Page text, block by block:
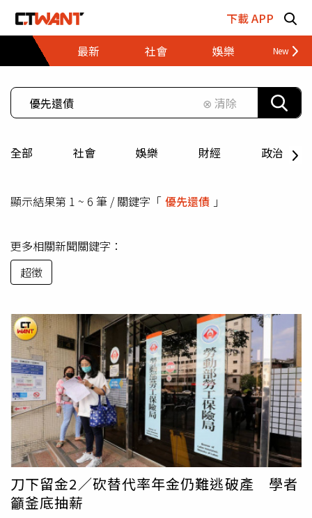
下載 APP
最新
社會 娛樂 財經
⊗ 清除
全部 社會 娛樂 財經 政治
顯示結果第 1 ~ 6 筆 / 關鍵字「 優先還債 」
更多相關新聞關鍵字：
超徵
刀下留金2／砍替代率年金仍難逃破產 學者
籲釜底抽薪